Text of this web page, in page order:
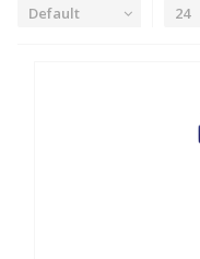
Default 24